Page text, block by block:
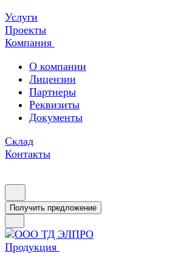
Услуги
Проекты
Компания
О компании
Лицензии
Партнеры
Реквизиты
Документы
Склад
Контакты
Получить предложение
Продукция